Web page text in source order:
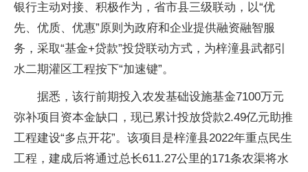
银行主动对接、积极作为，省市县三级联动，以“优
先、优质、优惠”原则为政府和企业提供融资融智服
务，采取“基金+贷款”投贷联动方式，为梓潼县武都引
水二期灌区工程按下“加速键”。
据悉，该行前期投入农发基础设施基金7100万元
弥补项目资本金缺口，现已累计投放贷款2.49亿元助推
工程建设“多点开花”。该项目是梓潼县2022年重点民生
工程，建成后将通过总长611.27公里的171条农渠将水